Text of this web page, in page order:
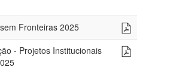
Fronteiras 2025
- Projetos Institucionais